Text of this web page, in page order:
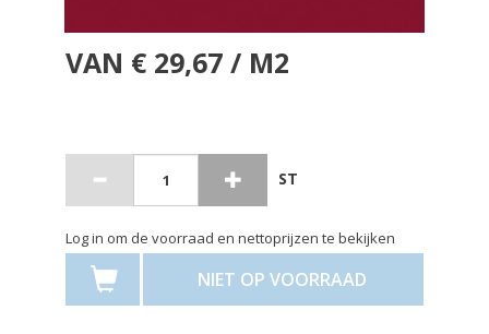
VAN € 29,67 / M2
ST
Log in om de voorraad en nettoprijzen te bekijken
NIET OP VOORRAAD